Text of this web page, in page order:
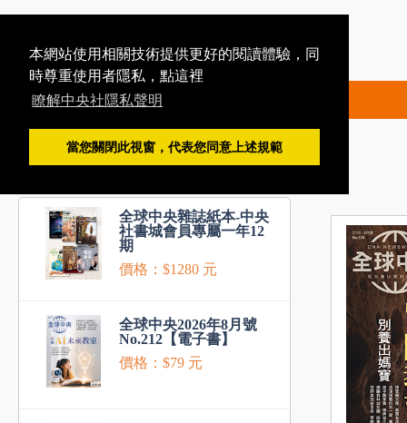
本網站使用相關技術提供更好的閱讀體驗，同
時尊重使用者隱私，點這裡
瞭解中央社隱私聲明
當您關閉此視窗，代表您同意上述規範
推薦商品
全球中央雜誌紙本-中央
社書城會員專屬一年12
期
價格：$1280 元
全球中央2026年8月號
No.212【電子書】
價格：$79 元